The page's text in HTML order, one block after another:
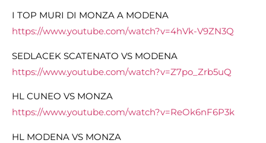
I TOP MURI DI MONZA A MODENA
https://www.youtube.com/watch?v=4hVk-V9ZN3Q
SEDLACEK SCATENATO VS MODENA
https://www.youtube.com/watch?v=Z7po_Zrb5uQ
HL CUNEO VS MONZA
https://www.youtube.com/watch?v=ReOk6nF6P3k
HL MODENA VS MONZA